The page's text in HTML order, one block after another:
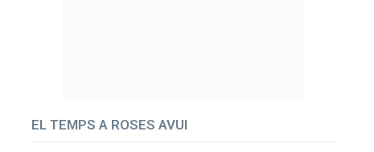
EL TEMPS A ROSES AVUI